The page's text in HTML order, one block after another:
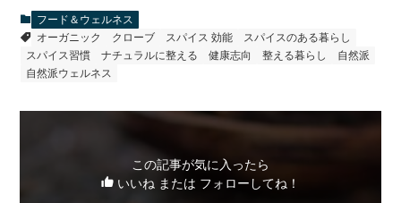
フード＆ウェルネス
オーガニック
クローブ スパイス 効能
スパイスのある暮らし
スパイス習慣
ナチュラルに整える 健康志向 整える暮らし
自然派
自然派ウェルネス
この記事が気に入ったら
いいね または フォローしてね！